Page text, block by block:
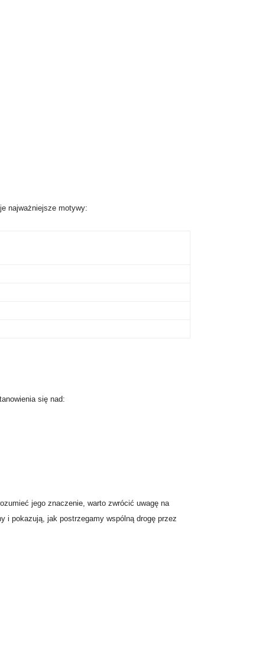
najważniejsze motywy:
się nad:
jego znaczenie, warto zwrócić uwagę na
i pokazują, jak postrzegamy wspólną drogę przez